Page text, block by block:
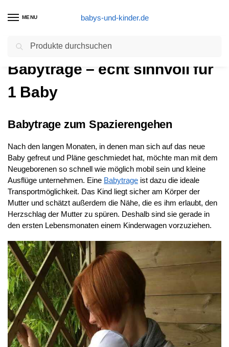
MENU babys-und-kinder.de
Start Babytrage – echt sinnvoll für 1 Baby
Babytrage – echt sinnvoll für
1 Baby
Babytrage zum Spazierengehen
Nach den langen Monaten, in denen man sich auf das neue
Baby gefreut und Pläne geschmiedet hat, möchte man mit dem
Neugeborenen so schnell wie möglich mobil sein und kleine
Ausflüge unternehmen. Eine Babytrage ist dazu die ideale
Transportmöglichkeit. Das Kind liegt sicher am Körper der
Mutter und schätzt außerdem die Nähe, die es ihm erlaubt, den
Herzschlag der Mutter zu spüren. Deshalb sind sie gerade in
den ersten Lebensmonaten einem Kinderwagen vorzuziehen.